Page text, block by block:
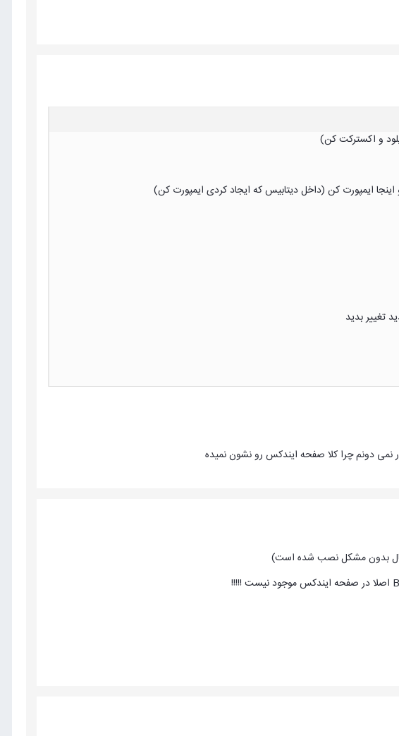
دونم چرا کلا صفحه ایندکس رو نشون نمیده
بدون مشکل نصب شده است)